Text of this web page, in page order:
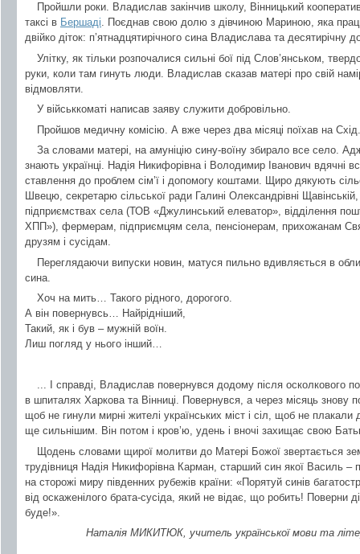
Пройшли роки. Владислав закінчив школу, Вінницький
таксі в Бершаді. Поєднав свою долю з дівчиною Мариною, яка
двійко діток: п’ятнадцятирічного сина Владислава та десятирічну
Улітку, як тільки розпочалися сильні бої під Слов’янськом,
руки, коли там гинуть люди. Владислав сказав матері про свій
відмовляти.
У військкоматі написав заяву служити добровільно.
Пройшов медичну комісію. А вже через два місяці поїхав на Схід.
За словами матері, на амуніцію сину-воїну збирало все село.
знають українці. Надія Никифорівна і Володимир Іванович вдячні
ставлення до проблем сім’ї і допомогу коштами. Щиро дякують
Швецю, секретарю сільської ради Галині Олександрівні Щавінській,
підприємствах села (ТОВ «Джулинський елеватор», відділення
ХПП»), фермерам, підприємцям села, пенсіонерам, прихожанам
друзям і сусідам.
Переглядаючи випуски новин, матуся пильно вдивляється в
сина.
Хоч на мить… Такого рідного, дорогого.
А він повернувсь… Найрідніший,
Такий, як і був – мужній воїн.
Лиш погляд у нього інший…
... І справді, Владислав повернувся додому після осколкового
в шпиталях Харкова та Вінниці. Повернувся, а через місяць знову
щоб не гинули мирні жителі українських міст і сіл, щоб не
ще сильнішим. Він потом і кров’ю, удень і вночі захищає свою
Щодень словами щирої молитви до Матері Божої звертається
трудівниця Надія Никифорівна Карман, старший син якої Василь –
на сторожі миру південних рубежів країни: «Порятуй синів
від оскаженілого брата-сусіда, який не відає, що робить! Поверни
буде!».
Наталія МИКИТЮК, учитель української мови та